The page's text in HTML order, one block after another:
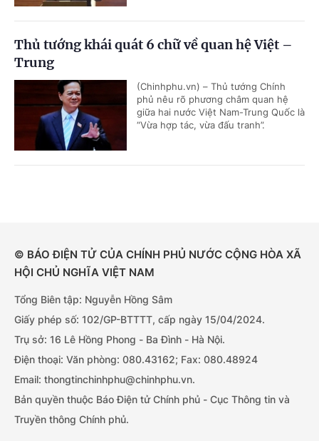
Thủ tướng khái quát 6 chữ về quan hệ Việt –
Trung
(Chinhphu.vn) – Thủ tướng Chính
phủ nêu rõ phương châm quan hệ
giữa hai nước Việt Nam-Trung Quốc là
“Vừa hợp tác, vừa đấu tranh”.
© BÁO ĐIỆN TỬ CỦA CHÍNH PHỦ NƯỚC CỘNG HÒA XÃ
HỘI CHỦ NGHĨA VIỆT NAM
Tổng Biên tập: Nguyễn Hồng Sâm
Giấy phép số: 102/GP-BTTTT, cấp ngày 15/04/2024.
Trụ sở: 16 Lê Hồng Phong - Ba Đình - Hà Nội.
Điện thoại: Văn phòng: 080.43162; Fax: 080.48924
Email: thongtinchinhphu@chinhphu.vn.
Bản quyền thuộc Báo Điện tử Chính phủ - Cục Thông tin và
Truyền thông Chính phủ.